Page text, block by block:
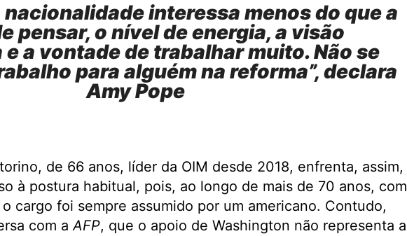
nacionalidade interessa menos do que a
pensar, o nível de energia, a visão
a vontade de trabalhar muito. Não se
para alguém na reforma”, declara
Amy Pope
de 66 anos, líder da OIM desde 2018, enfrenta, assim,
à postura habitual, pois, ao longo de mais de 70 anos, com
cargo foi sempre assumido por um americano. Contudo,
com aAFP, que o apoio de Washington não representa a